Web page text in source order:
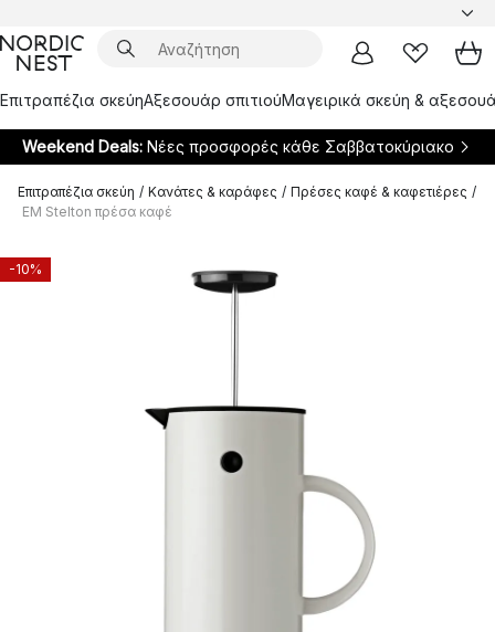
Επιτραπέζια σκεύηΑξεσουάρ σπιτιούΜαγειρικά σκεύη &
Weekend Deals: Νέες προσφορές κάθε Σαββατοκύριακο
Επιτραπέζια σκεύη / Κανάτες & καράφες / Πρέσες καφέ & καφετιέρες /
EM Stelton πρέσα καφέ
-10%